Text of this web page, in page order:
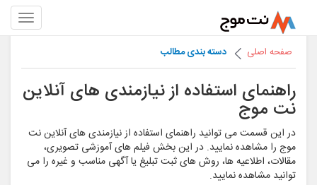
صفحه اصلی دسته بندی مطالب
راهنمای استفاده از نیازمندی های آنلاین
نت موج
در این قسمت می توانید راهنمای استفاده از نیازمندی های آنلاین نت
موج را مشاهده نمایید. در این بخش فیلم های آموزشی تصویری،
مقالات، اطلاعیه ها، روش های ثبت تبلیغ یا آگهی مناسب و غیره را می
توانید مشاهده نمایید.